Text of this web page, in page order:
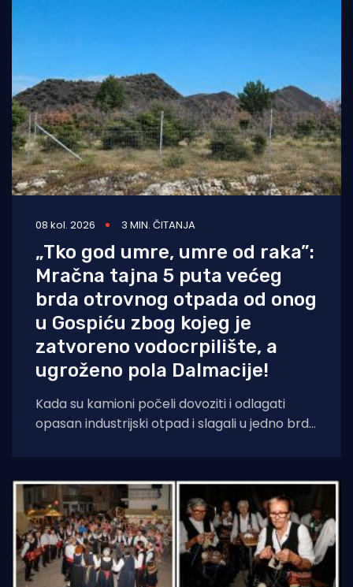
08 kol. 2026 3 MIN. ČITANJA
„Tko god umre, umre od raka”:
Mračna tajna 5 puta većeg
brda otrovnog otpada od onog
u Gospiću zbog kojeg je
zatvoreno vodocrpilište, a
ugroženo pola Dalmacije!
Kada su kamioni počeli dovoziti i odlagati
opasan industrijski otpad i slagali u jedno brdo